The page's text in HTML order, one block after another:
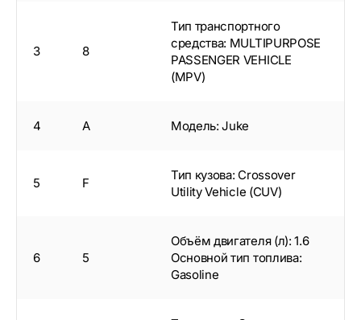
3 8
Тип транспортного
средства: MULTIPURPOSE
PASSENGER VEHICLE
(MPV)
4 A Модель: Juke
5 F
Тип кузова: Crossover
Utility Vehicle (CUV)
6 5
Объём двигателя (л): 1.6
Основной тип топлива:
Gasoline